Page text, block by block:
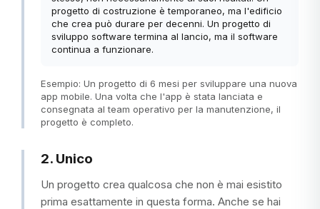
progetto di costruzione è temporaneo, ma l'edificio
che crea può durare per decenni. Un progetto di
sviluppo software termina al lancio, ma il software
continua a funzionare.
Esempio: Un progetto di 6 mesi per sviluppare una nuova
app mobile. Una volta che l'app è stata lanciata e
consegnata al team operativo per la manutenzione, il
progetto è completo.
2. Unico
Un progetto crea qualcosa che non è mai esistito
prima esattamente in questa forma. Anche se hai